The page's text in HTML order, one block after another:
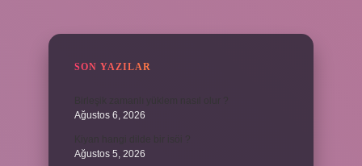
SON YAZILAR
Ağustos 6, 2026
Ağustos 5, 2026